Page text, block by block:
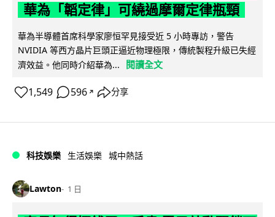
華為「韜定律」可繞過摩爾定律瓶頸
華為半導體首席科學家廖恒罕見接受近 5 小時專訪，警告
NVIDIA 等西方晶片巨頭正逼近物理極限，傳統製程升級已失經
濟效益。他同時介紹華為...
閱讀全文
1,549 596 ↗ 分享
科技娛樂 生活娛樂 城中熱話
Lawton 1 日